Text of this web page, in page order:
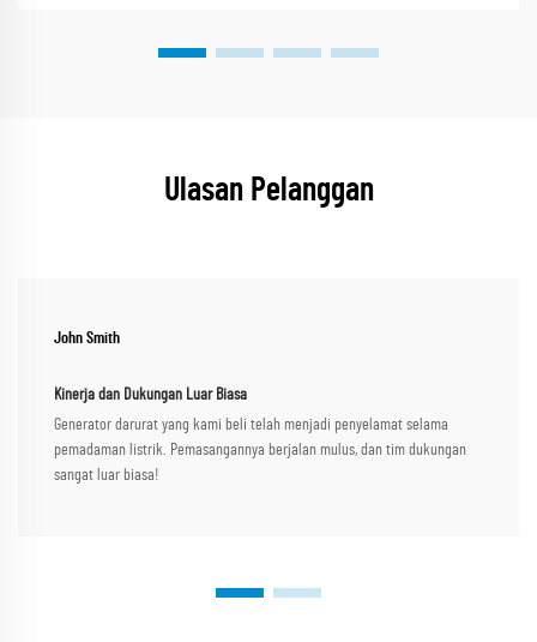
Ulasan Pelanggan
John Smith
Kinerja dan Dukungan Luar Biasa
Generator darurat yang kami beli telah menjadi penyelamat selama
pemadaman listrik. Pemasangannya berjalan mulus, dan tim dukungan
sangat luar biasa!